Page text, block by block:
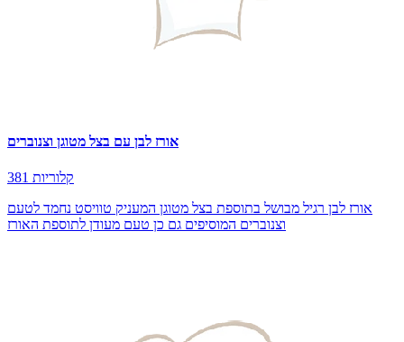
אורז לבן עם בצל מטוגן וצנוברים
381 קלוריות
אורז לבן רגיל מבושל בתוספת בצל מטוגן המעניק טוויסט נחמד לטעם
וצנוברים המוסיפים גם כן טעם מעודן לתוספת האורז